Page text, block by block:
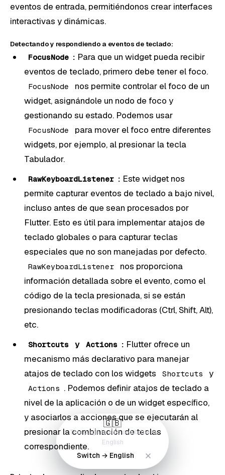
eventos de entrada, permitiéndonos crear interfaces
interactivas y dinámicas.
Detectando y respondiendo a eventos de teclado:
FocusNode : Para que un widget pueda recibir
eventos de teclado, primero debe tener el foco.
FocusNode
nos permite controlar el foco de un
widget, asignándole un nodo de foco y
gestionando su estado. Podemos usar
FocusNode
para mover el foco entre diferentes
widgets, por ejemplo, al presionar la tecla
Tabulador.
RawKeyboardListener : Este widget nos
permite capturar eventos de teclado a bajo nivel,
incluso antes de que sean procesados por
Flutter. Esto es útil para implementar atajos de
teclado globales o para capturar teclas
especiales que no son manejadas por defecto.
RawKeyboardListener
nos proporciona
información detallada sobre el evento, como el
código de la tecla presionada, si se están
presionando teclas modificadoras (Ctrl, Shift, Alt),
etc.
Shortcuts y Actions : Flutter ofrece un
mecanismo más declarativo para manejar
atajos de teclado con los widgets
Shortcuts y
Actions . Podemos definir atajos de teclado a
nivel de la aplicación o de un widget específico,
y asociarlos a acciones que se ejecutarán al
presionar la combinación de teclas
correspondiente.
🇬🇧
This page is also available in
English
Switch → English